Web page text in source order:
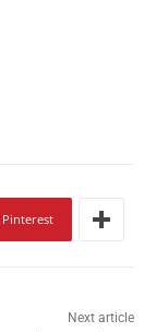
Pinterest
Next article